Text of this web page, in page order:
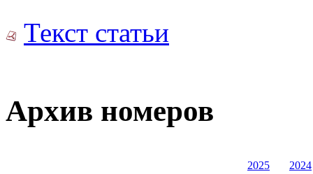
Текст статьи
Архив номеров
2025
2024